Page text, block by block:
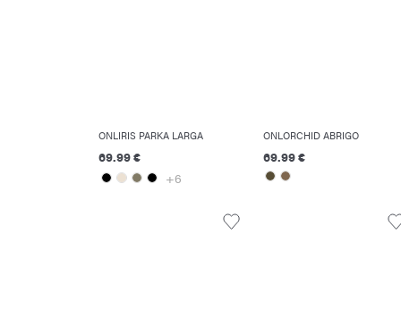
ONLIRIS PARKA LARGA
69.99 €
+6
ONLORCHID ABRIGO
69.99 €